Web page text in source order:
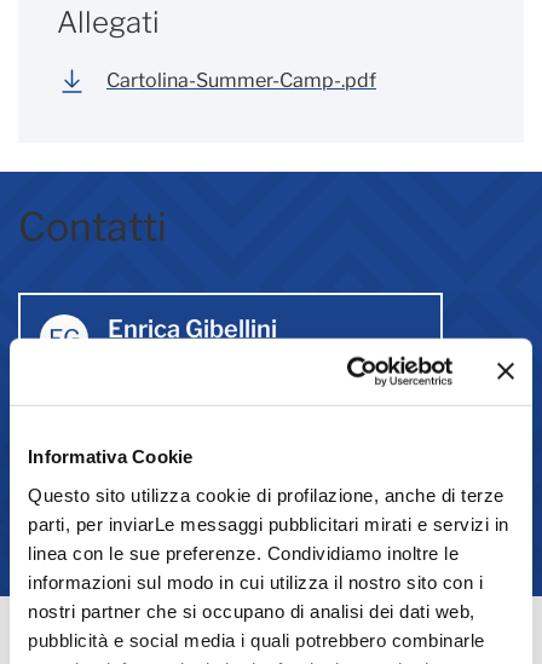
Informativa Cookie
Questo sito utilizza cookie di profilazione, anche di terze
parti, per inviarLe messaggi pubblicitari mirati e servizi in
linea con le sue preferenze. Condividiamo inoltre le
informazioni sul modo in cui utilizza il nostro sito con i
nostri partner che si occupano di analisi dei dati web,
pubblicità e social media i quali potrebbero combinarle
Allegati
Cartolina-Summer-Camp-.pdf
Contatti
EG Enrica Gibellini
Contatta via mail